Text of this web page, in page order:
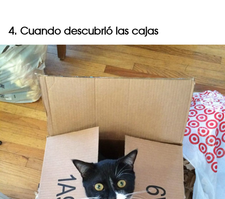
4. Cuando descubrió las cajas